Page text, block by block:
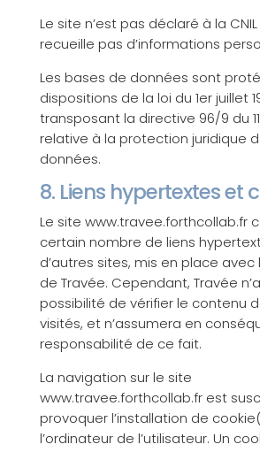
Le site n’est pas déclaré à la
recueille pas d’informations
Les bases de données sont
dispositions de la loi du 1er juillet
transposant la directive 96/9 du
relative à la protection juridique
données.
8. Liens hypertextes et
Le site www.travee.forthcollab.fr
certain nombre de liens
d’autres sites, mis en place avec
de Travée. Cependant, Travée
possibilité de vérifier le contenu
visités, et n’assumera en
responsabilité de ce fait.
La navigation sur le site
www.travee.forthcollab.fr est
provoquer l’installation de
l’ordinateur de l’utilisateur. Un